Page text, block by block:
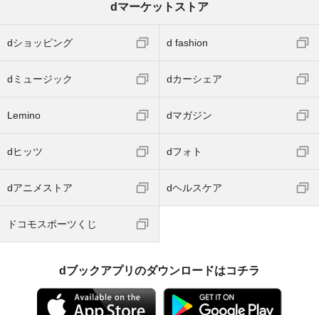
dマーケットストア
dショッピング d fashion
dミュージック dカーシェア
Lemino dマガジン
dヒッツ dフォト
dアニメストア dヘルスケア
ドコモスポーツくじ
dブックアプリのダウンロードはコチラ